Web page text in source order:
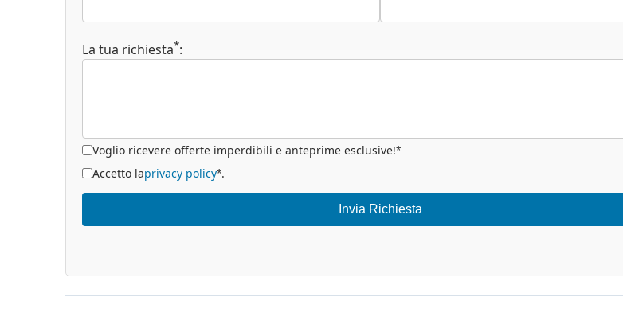
La tua richiesta*:
Voglio ricevere offerte imperdibili e anteprime esclusive!*
Accetto laprivacy policy*.
Invia Richiesta